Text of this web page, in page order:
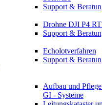
Support &
Drohne DJI P4
Support &
Echolotverfahren
Support &
Aufbau und
GI - Systeme